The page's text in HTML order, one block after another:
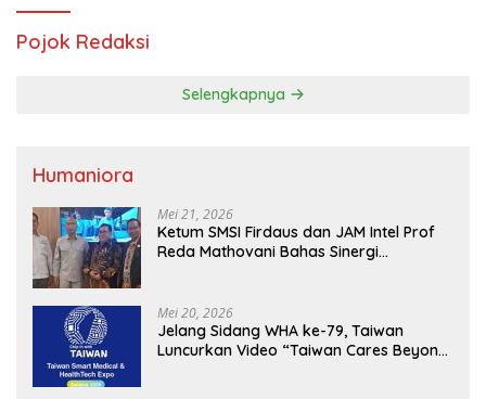
Pojok Redaksi
Selengkapnya
Humaniora
Mei 21, 2026
Ketum SMSI Firdaus dan JAM Intel Prof
Reda Mathovani Bahas Sinergi
MBG, Perkuat Pengawasan Program
Pemerintah
Mei 20, 2026
Jelang Sidang WHA ke-79, Taiwan
Luncurkan Video “Taiwan Cares Beyond